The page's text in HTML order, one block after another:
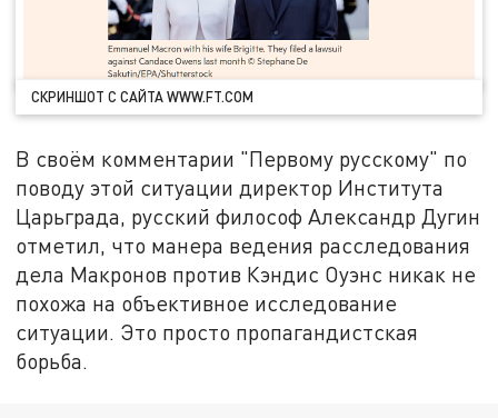
СКРИНШОТ С САЙТА WWW.FT.COM
В своём комментарии "Первому русскому" по
поводу этой ситуации директор Института
Царьграда, русский философ Александр Дугин
отметил, что манера ведения расследования
дела Макронов против Кэндис Оуэнс никак не
похожа на объективное исследование
ситуации. Это просто пропагандистская
борьба.